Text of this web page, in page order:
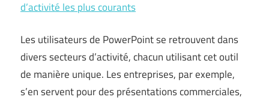
d’activité les plus courants
Les utilisateurs de PowerPoint se retrouvent dans
divers secteurs d’activité, chacun utilisant cet outil
de manière unique. Les entreprises, par exemple,
s’en servent pour des présentations commerciales,